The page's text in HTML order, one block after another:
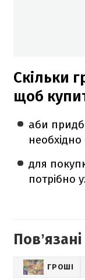
Скільки
щоб
аби
для
потрібно
ГРОШІ